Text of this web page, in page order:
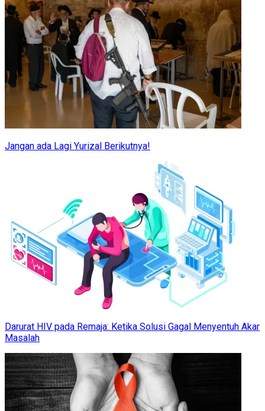
Jangan ada Lagi Yurizal Berikutnya!
Darurat HIV pada Remaja: Ketika Solusi Gagal Menyentuh Akar
Masalah